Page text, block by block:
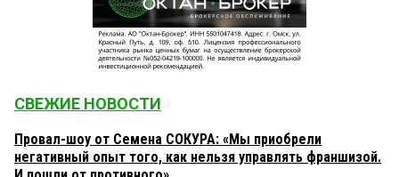
СВЕЖИЕ НОВОСТИ
Провал-шоу от Семена СОКУРА: «Мы приобрели
негативный опыт того, как нельзя управлять франшизой.